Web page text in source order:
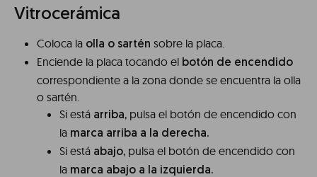
Vitrocerámica
Coloca la olla o sartén sobre la placa.
Enciende la placa tocando el botón de encendido
correspondiente a la zona donde se encuentra la olla
o sartén.
Si está arriba, pulsa el botón de encendido con
la marca arriba a la derecha.
Si está abajo, pulsa el botón de encendido con
la marca abajo a la izquierda.